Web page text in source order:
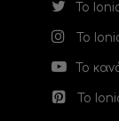
Το
Το
Το
Το